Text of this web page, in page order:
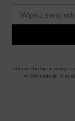
Administratorem danych
w Warszawie, przy
o.o. informacji